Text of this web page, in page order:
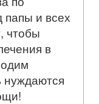
папы и всех
чтобы
в
нуждаются